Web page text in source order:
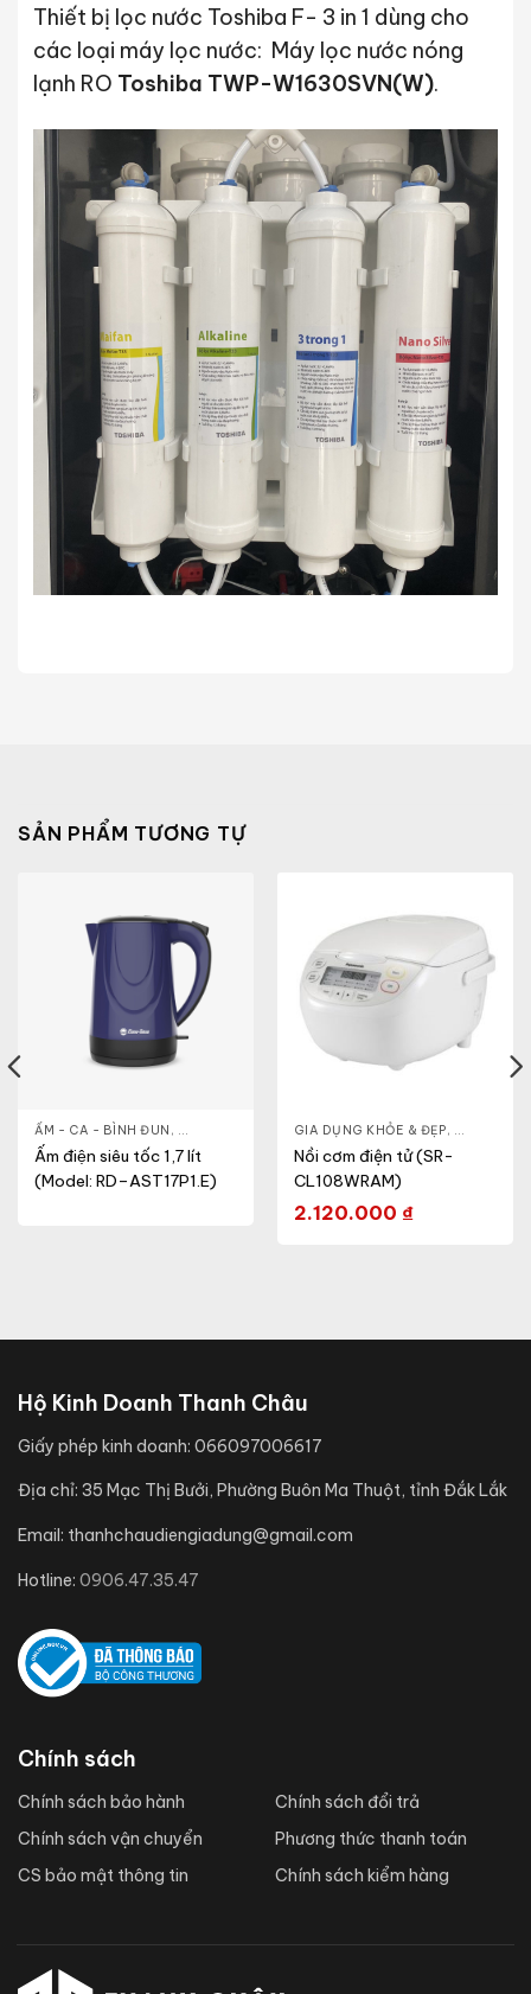
Thiết bị lọc nước Toshiba F- 3 in 1 dùng cho
các loại máy lọc nước: Máy lọc nước nóng
lạnh RO Toshiba TWP-W1630SVN(W).
SẢN PHẨM TƯƠNG TỰ
ẤM - CA - BÌNH ĐUN , GIA DỤNG KHỎE & ĐẸP,NỒI - ẤM - CA - BÌNH
Ấm điện siêu tốc 1,7 lít
(Model: RD–AST17P1.E)
GIA DỤNG KHỎE & ĐẸP, NỒI - ẤM -
Nồi cơm điện tử (SR-
CL108WRAM)
2.120.000 ₫
,LÒ VI SÓNG
Hộ Kinh Doanh Thanh Châu
Giấy phép kinh doanh: 066097006617
Địa chỉ: 35 Mạc Thị Bưởi, Phường Buôn Ma Thuột, tỉnh Đắk Lắk
Email: thanhchaudiengiadung@gmail.com
Hotline: 0906.47.35.47
Chính sách
Chính sách bảo hành
Chính sách vận chuyển
CS bảo mật thông tin
Chính sách đổi trả
Phương thức thanh toán
Chính sách kiểm hàng